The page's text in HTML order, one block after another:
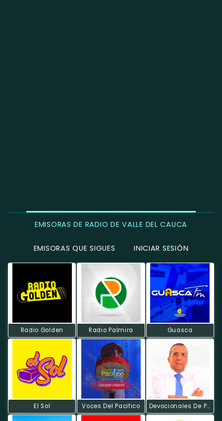
EMISORAS DE RADIO DE VALLE DEL CAUCA
EMISORAS QUE SIGUES INICIAR SESIÓN
Radio Golden Radio Palmira Guasca
El Sol Voces Del Pacifico Devocionales De Poder